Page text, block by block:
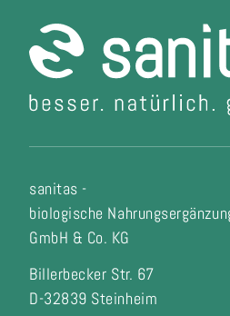
sanitas -
biologische
GmbH & Co. KG
Billerbecker Str. 67
D-32839 Steinheim